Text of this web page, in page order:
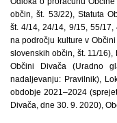
občin, št. 53/22), Statuta
št. 4/14, 24/14, 9/15, 55/
na področju kulture v
slovenskih občin, št. 11/
Občini Divača (Uradno
nadaljevanju: Pravilnik),
obdobje 2021–2024
Divača, dne 30. 9. 2020),